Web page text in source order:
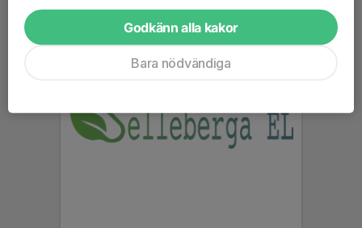
Godkänn alla kakor
Bara nödvändiga